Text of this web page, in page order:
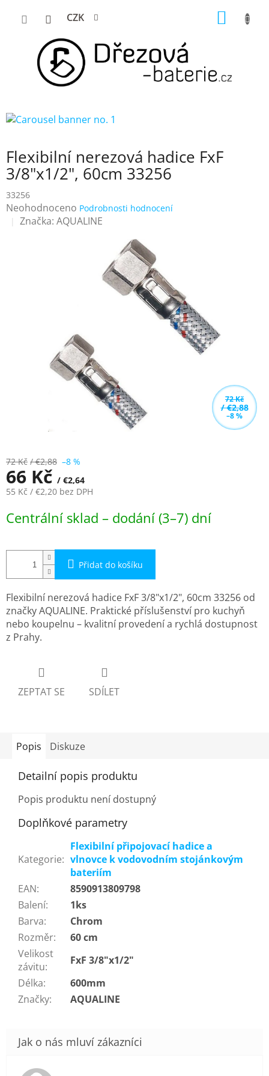
CZK
Flexibilní nerezová hadice FxF
3/8"x1/2", 60cm 33256
33256
Průměrné
hodnocení
Neohodnoceno Podrobnosti hodnocení
Značka: AQUALINE
72 Kč
/ €2,88
–8 %
72 Kč / €2,88 –8 %
66 Kč / €2,64
55 Kč / €2,20 bez DPH
cena:
Centrální sklad – dodání (3–7) dní
Přidat do košíku
Flexibilní nerezová hadice FxF 3/8"x1/2", 60cm 33256 od
značky AQUALINE. Praktické příslušenství pro kuchyň
nebo koupelnu – kvalitní provedení a rychlá dostupnost
z Prahy.
ZEPTAT SE SDÍLET
Popis Diskuze
Detailní popis produktu
Popis produktu není dostupný
Doplňkové parametry
Kategorie:
Flexibilní připojovací hadice a
vlnovce k vodovodním stojánkovým
bateriím
EAN:
8590913809798
Balení:
1ks
Barva:
Chrom
Rozměr:
60 cm
Velikost
závitu:
FxF 3/8"x1/2"
Délka:
600mm
Značky: AQUALINE